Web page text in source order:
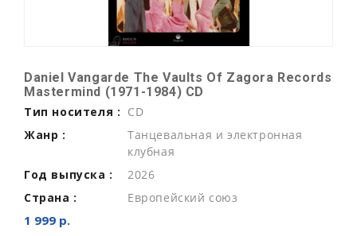
Daniel Vangarde The Vaults Of Zagora Records
Mastermind (1971-1984) CD
Тип носителя : CD
Жанр :
Танцевальная и электронная
клубная
Год выпуска :
2026
Страна :
Европейский союз
1 999 р.